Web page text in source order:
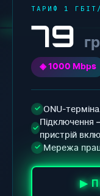
ТАРИФ 1
79
◈ 1000 Mbps
✓ ONU-
✓
Підключення
пристрій
✓ Мережа
▶